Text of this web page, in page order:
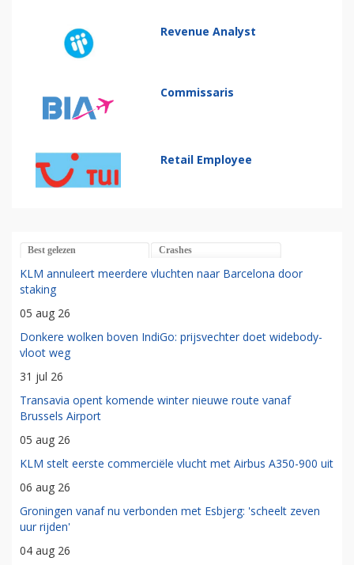
Revenue Analyst
Commissaris
Retail Employee
Best gelezen Crashes
KLM annuleert meerdere vluchten naar Barcelona door
staking
05 aug 26
Donkere wolken boven IndiGo: prijsvechter doet widebody-
vloot weg
31 jul 26
Transavia opent komende winter nieuwe route vanaf
Brussels Airport
05 aug 26
KLM stelt eerste commerciële vlucht met Airbus A350-900 uit
06 aug 26
Groningen vanaf nu verbonden met Esbjerg: 'scheelt zeven
uur rijden'
04 aug 26